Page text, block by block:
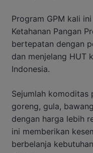
Program GPM kali
Ketahanan Pangan
bertepatan dengan
dan menjelang HUT
Indonesia.
Sejumlah komoditas
goreng, gula,
dengan harga lebih
ini memberikan
berbelanja